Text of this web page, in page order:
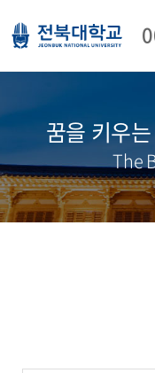
꿈을 키우
The